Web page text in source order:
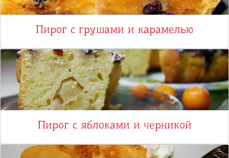
Пирог с грушами и карамелью
Пирог с яблоками и черникой